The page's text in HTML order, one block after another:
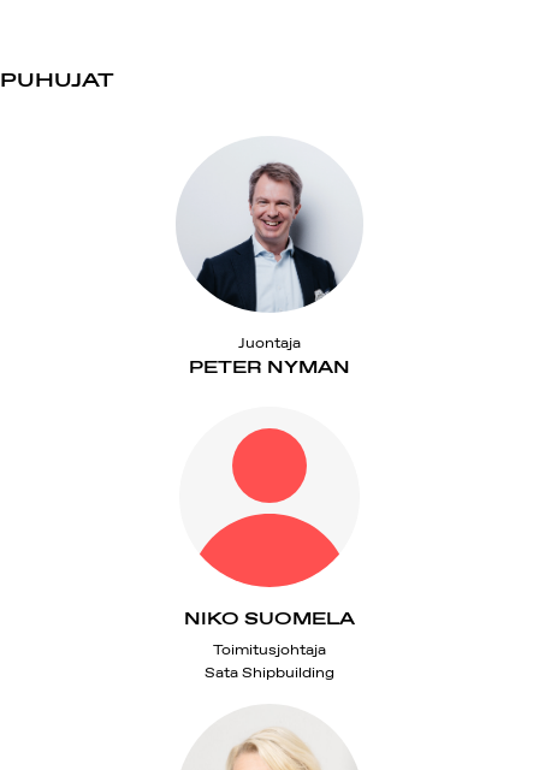
PUHUJAT
PETER NYMAN
Juontaja
NIKO SUOMELA
Toimitusjohtaja
Sata Shipbuilding